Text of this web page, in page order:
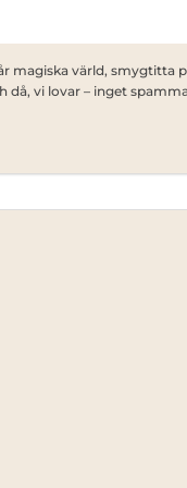
magiska värld, smygtitta
då, vi lovar – inget